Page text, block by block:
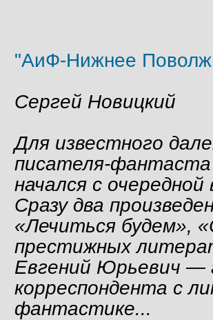
"АиФ-Нижнее
Сергей Новицкий
Для известного
писателя-фантаста
начался с
Сразу два
«Лечиться будем»,
престижных
Евгений Юрьевич —
корреспондента с
фантастике...